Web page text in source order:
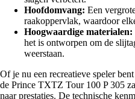
Hoofdomvang: Een
raakoppervlak, waardoor
Hoogwaardige materialen:
het is ontworpen om de
weerstaan.
Of je nu een recreatieve speler
de Prince TXTZ Tour 100 P 305
naar prestaties. De technische